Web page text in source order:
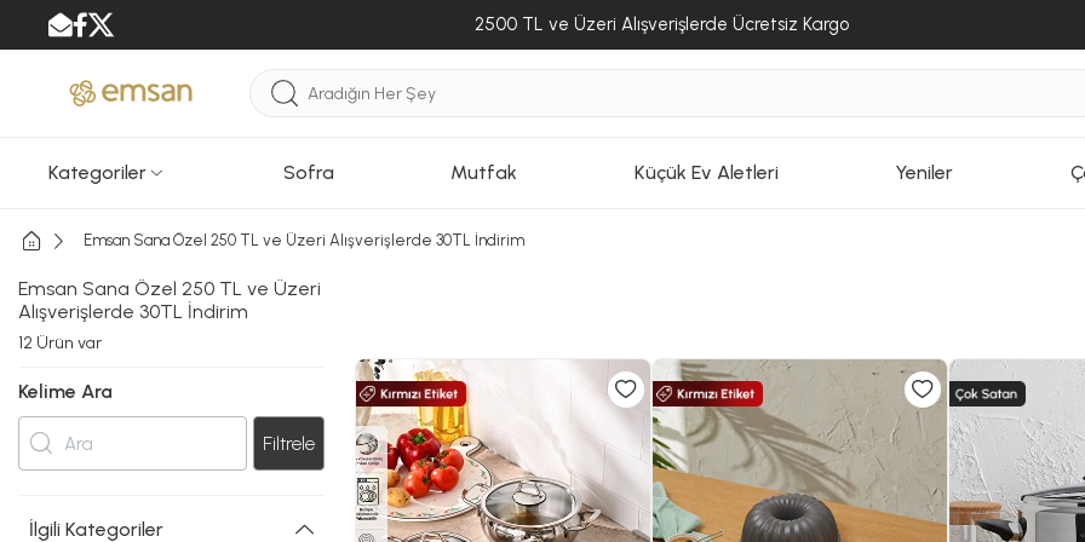
2500 TL ve Üzeri Alışverişlerde Ücretsiz Kargo
Kategoriler Sofra Mutfak Küçük Ev Aletleri Yeniler
Emsan Sana Özel 250 TL ve Üzeri Alışverişlerde 30TL İndirim
Emsan Sana Özel 250 TL ve Üzeri
Alışverişlerde 30TL İndirim
12 Ürün var
Kelime Ara
Filtrele
İlgili Kategoriler